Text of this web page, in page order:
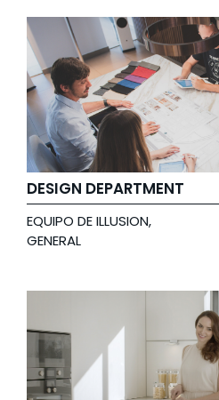
DESIGN DEPARTMENT
EQUIPO DE ILLUSION,
GENERAL